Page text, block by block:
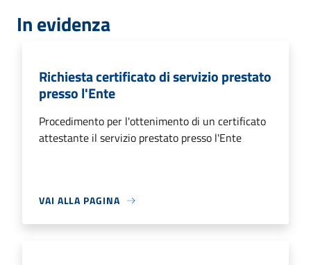
In evidenza
Richiesta certificato di servizio prestato
presso l'Ente
Procedimento per l'ottenimento di un certificato
attestante il servizio prestato presso l'Ente
VAI ALLA PAGINA